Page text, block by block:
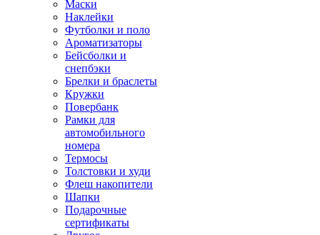
Маски
Наклейки
Футболки и поло
Ароматизаторы
Бейсболки и
снепбэки
Брелки и браслеты
Кружки
Повербанк
Рамки для
автомобильного
номера
Термосы
Толстовки и худи
Флеш накопители
Шапки
Подарочные
сертификаты